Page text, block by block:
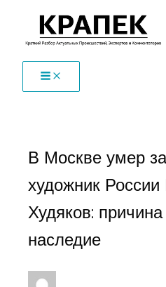
Перейти
содержимому
В Москве умер
художник России
Худяков:
наследие